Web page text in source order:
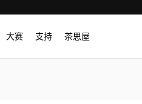
大赛 支持 茶思屋